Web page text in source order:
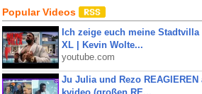
Popular Videos
Ich zeige euch meine
XL | Kevin Wolte...
youtube.com
Ju Julia und Rezo